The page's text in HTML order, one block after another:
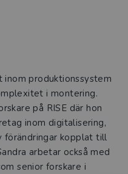
inom produktionssystem
i montering.
på RISE där hon
inom digitalisering,
förändringar kopplat till
arbetar också med
senior forskare i